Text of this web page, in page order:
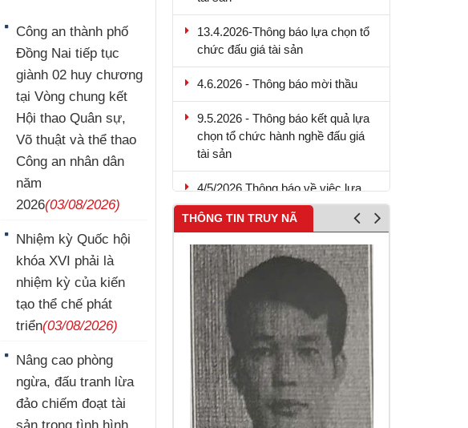
Công an thành phố
Đồng Nai tiếp tục
giành 02 huy chương
tại Vòng chung kết
Hội thao Quân sự,
Võ thuật và thể thao
Công an nhân dân
năm
2026(03/08/2026)
Nhiệm kỳ Quốc hội
khóa XVI phải là
nhiệm kỳ của kiến
tạo thể chế phát
triển(03/08/2026)
Nâng cao phòng
ngừa, đấu tranh lừa
đảo chiếm đoạt tài
chức đấu giá tài sản
chọn tổ chức hành nghề đấu giá
tài sản
chọn tổ chức hành nghề đấu giá
tài sản
THÔNG TIN TRUY NÃ